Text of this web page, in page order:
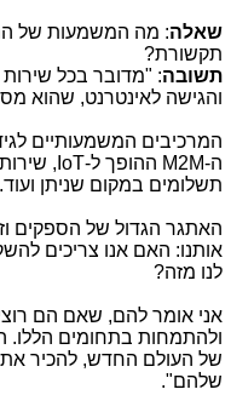
שאלה: מה המשמעות של
תקשורת?
תשובה: "מדובר בכל
והגישה לאינטרנט, שהוא
המרכיבים המשמעותיים
ה-M2M ההופך ל-IoT
,
תשלומים במקום שניתן ועוד.
האתגר הגדול של הספקים
אותנו: האם אנו צריכים
לנו מזה?
אני אומר להם, שאם הם
ולהתמחות בתחומים הללו.
של העולם החדש, להכיר את
שלהם".